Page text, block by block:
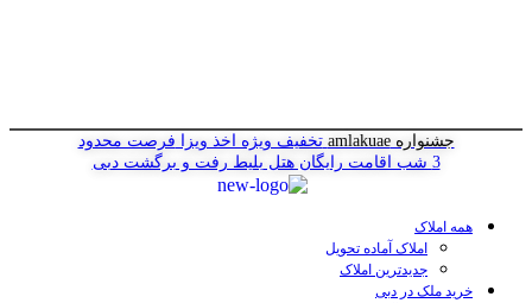
جشنواره amlakuae تخفیف ویژه اخذ ویزا فرصت محدود
3 شب اقامت رایگان هتل
بلیط رفت و برگشت دبی
همه املاک
املاک آماده تحویل
جدیدترین املاک
خرید ملک در دبی